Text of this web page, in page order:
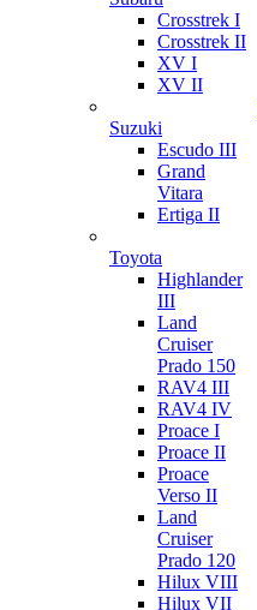
Crosstrek I
Crosstrek II
XV I
XV II
Suzuki
Escudo III
Grand
Vitara
Ertiga II
Toyota
Highlander
III
Land
Cruiser
Prado 150
RAV4 III
RAV4 IV
Proace I
Proace II
Proace
Verso II
Land
Cruiser
Prado 120
Hilux VIII
Hilux VII